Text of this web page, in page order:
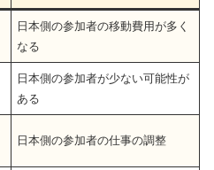
日本側の参加者の移動費用が多く
なる
日本側の参加者が少ない可能性が
ある
日本側の参加者の仕事の調整